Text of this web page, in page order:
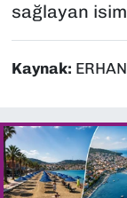
sağlayan
Kaynak: